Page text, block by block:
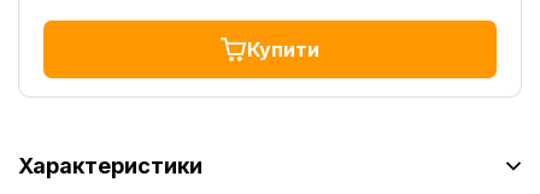
Купити
Характеристики